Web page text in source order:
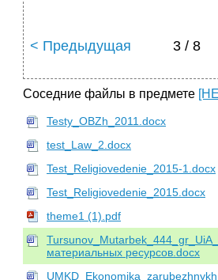
< Предыдущая 3 / 8
Соседние файлы в предмете
Testy_OBZh_2011.docx
test_Law_2.docx
Test_Religiovedenie_2015-1.docx
Test_Religiovedenie_2015.docx
theme1 (1).pdf
материальных ресурсов.docx